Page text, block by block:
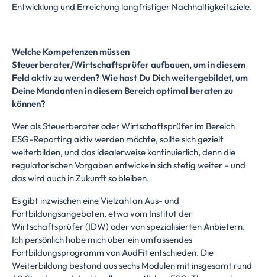
Entwicklung und Erreichung langfristiger Nachhaltigkeitsziele.
Welche Kompetenzen müssen
Steuerberater/Wirtschaftsprüfer aufbauen, um in diesem
Feld aktiv zu werden? Wie hast Du Dich weitergebildet, um
Deine Mandanten in diesem Bereich optimal beraten zu
können?
Wer als Steuerberater oder Wirtschaftsprüfer im Bereich
ESG-Reporting aktiv werden möchte, sollte sich gezielt
weiterbilden, und das idealerweise kontinuierlich, denn die
regulatorischen Vorgaben entwickeln sich stetig weiter – und
das wird auch in Zukunft so bleiben.
Es gibt inzwischen eine Vielzahl an Aus- und
Fortbildungsangeboten, etwa vom Institut der
Wirtschaftsprüfer (IDW) oder von spezialisierten Anbietern.
Ich persönlich habe mich über ein umfassendes
Fortbildungsprogramm von AudFit entschieden. Die
Weiterbildung bestand aus sechs Modulen mit insgesamt rund